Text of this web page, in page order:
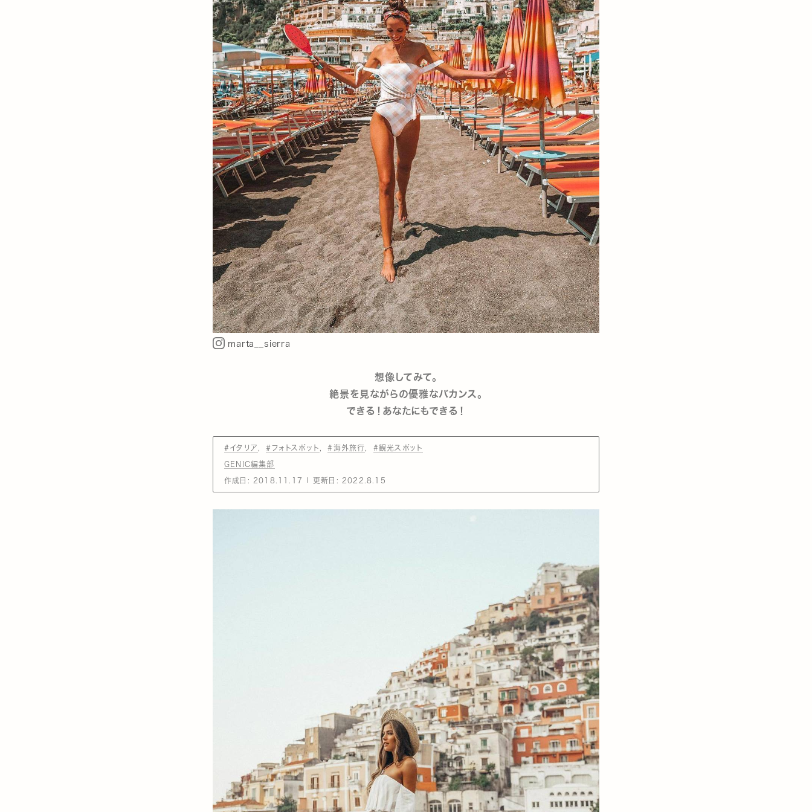
marta__sierra
想像してみて。
絶景を見ながらの優雅なバカンス。
できる！あなたにもできる！
#イタリア #フォトスポット #海外旅行 #観光スポット
GENIC編集部
作成日: 2018.11.17 更新日: 2022.8.15